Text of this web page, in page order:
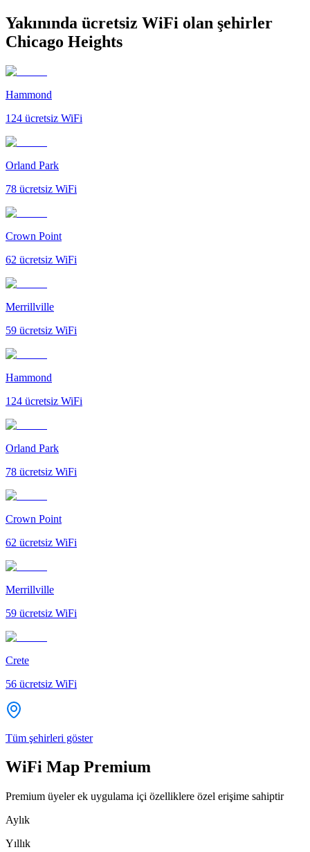
Yakınında ücretsiz WiFi olan şehirler
Chicago Heights
Hammond
124 ücretsiz WiFi
Orland Park
78 ücretsiz WiFi
Crown Point
62 ücretsiz WiFi
Merrillville
59 ücretsiz WiFi
Hammond
124 ücretsiz WiFi
Orland Park
78 ücretsiz WiFi
Crown Point
62 ücretsiz WiFi
Merrillville
59 ücretsiz WiFi
Crete
56 ücretsiz WiFi
Tüm şehirleri göster
WiFi Map Premium
Premium üyeler ek uygulama içi özelliklere özel erişime sahiptir
Aylık
Yıllık